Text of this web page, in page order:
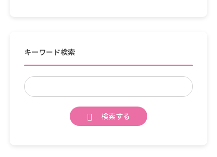
キーワード検索
検索する